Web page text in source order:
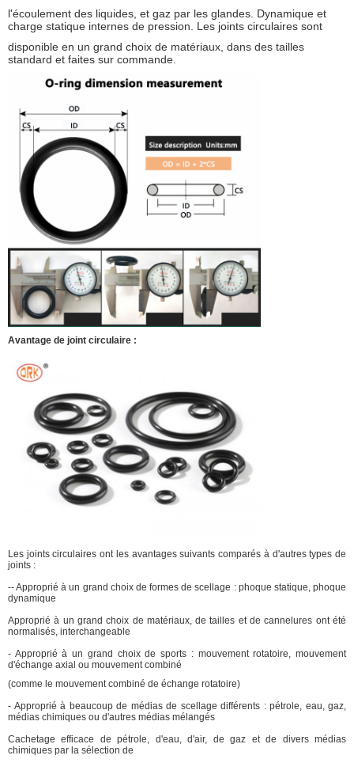
l'écoulement des liquides, et gaz par les glandes. Dynamique et
charge statique internes de pression. Les joints circulaires sont
disponible en un grand choix de matériaux, dans des tailles
standard et faites sur commande.
Avantage de joint circulaire :
Les joints circulaires ont les avantages suivants comparés à d'autres types de
joints :
-- Approprié à un grand choix de formes de scellage : phoque statique, phoque
dynamique
Approprié à un grand choix de matériaux, de tailles et de cannelures ont été
normalisés, interchangeable
- Approprié à un grand choix de sports : mouvement rotatoire, mouvement
d'échange axial ou mouvement combiné
(comme le mouvement combiné de échange rotatoire)
- Approprié à beaucoup de médias de scellage différents : pétrole, eau, gaz,
médias chimiques ou d'autres médias mélangés
Cachetage efficace de pétrole, d'eau, d'air, de gaz et de divers médias
chimiques par la sélection de